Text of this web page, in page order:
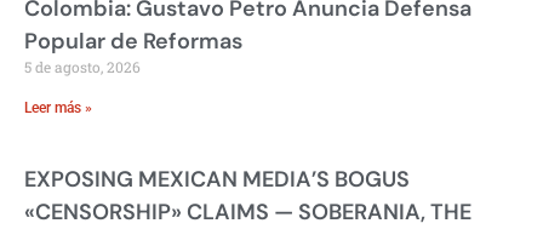
Colombia: Gustavo Petro Anuncia Defensa
Popular de Reformas
5 de agosto, 2026
Leer más »
EXPOSING MEXICAN MEDIA’S BOGUS
«CENSORSHIP» CLAIMS — SOBERANIA, THE